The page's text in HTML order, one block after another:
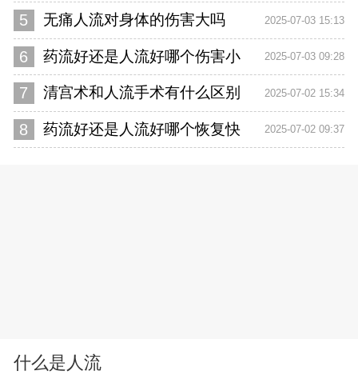
5 无痛人流对身体的伤害大吗 2025-07-03 15:13
6 药流好还是人流好哪个伤害小 2025-07-03 09:28
7 清宫术和人流手术有什么区别 2025-07-02 15:34
8 药流好还是人流好哪个恢复快 2025-07-02 09:37
什么是人流